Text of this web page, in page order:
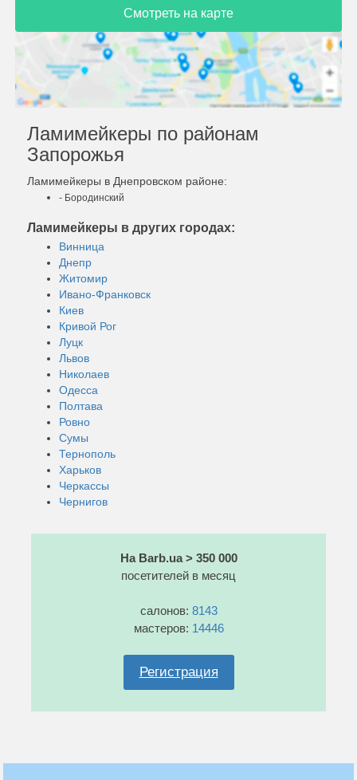
Смотреть на карте
Ламимейкеры по районам
Запорожья
Ламимейкеры в Днепровском районе:
- Бородинский
Ламимейкеры в других городах:
Винница
Днепр
Житомир
Ивано-Франковск
Киев
Кривой Рог
Луцк
Львов
Николаев
Одесса
Полтава
Ровно
Сумы
Тернополь
Харьков
Черкассы
Чернигов
На Barb.ua > 350 000
посетителей в месяц
салонов: 8143
мастеров: 14446
Регистрация